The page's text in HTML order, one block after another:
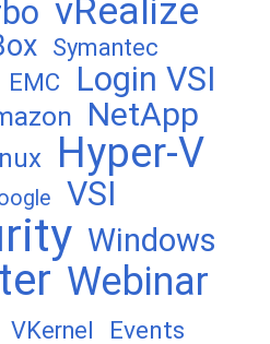
vRealize
Symantec
EMC
Login VSI
NetApp
Hyper-V
VSI
Windows
Webinar
VKernel Events